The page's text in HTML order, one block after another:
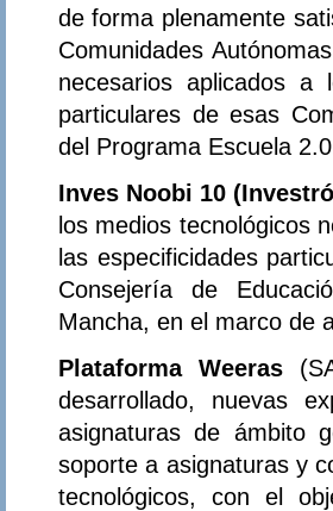
de forma plenamente
Comunidades
necesarios aplicados a
particulares de esas
del Programa Escuela
Inves Noobi 10
los medios tecnológicos
las especificidades
Consejería de
Mancha, en el marco de
Plataforma Weeras
desarrollado, nuevas
asignaturas de ámbito
soporte a asignaturas y
tecnológicos, con el